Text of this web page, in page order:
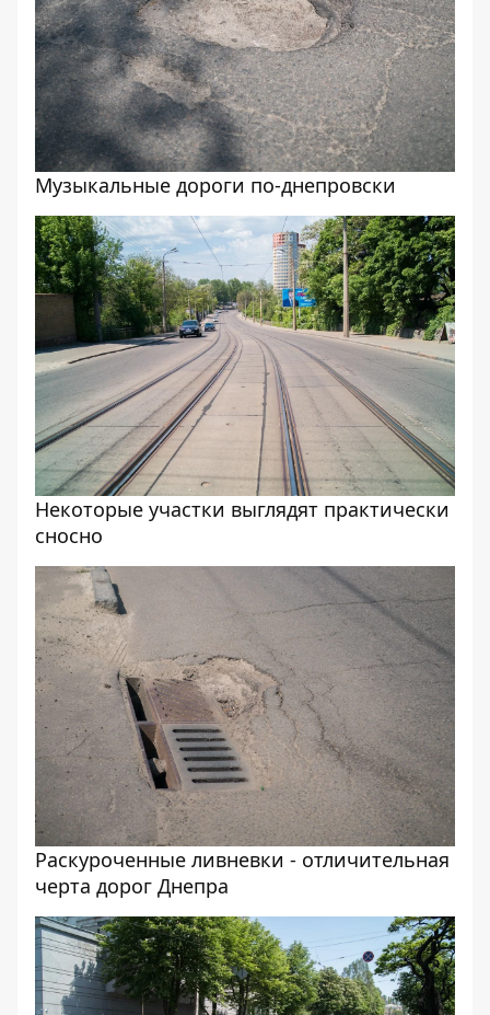
Музыкальные дороги по-днепровски
Некоторые участки выглядят практически
сносно
Раскуроченные ливневки - отличительная
черта дорог Днепра